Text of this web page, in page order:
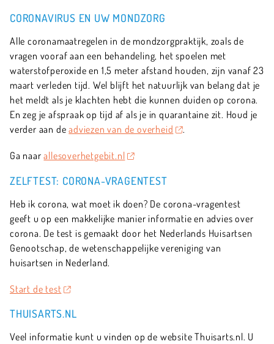
CORONAVIRUS EN UW MONDZORG
Alle coronamaatregelen in de mondzorgpraktijk, zoals de
vragen vooraf aan een behandeling, het spoelen met
waterstofperoxide en 1,5 meter afstand houden, zijn vanaf 23
maart verleden tijd. Wel blijft het natuurlijk van belang dat je
het meldt als je klachten hebt die kunnen duiden op corona.
En zeg je afspraak op tijd af als je in quarantaine zit. Houd je
verder aan deadviezen van de overheid .
Ga naarallesoverhetgebit.nl
ZELFTEST: CORONA-VRAGENTEST
Heb ik corona, wat moet ik doen? De corona-vragentest
geeft u op een makkelijke manier informatie en advies over
corona. De test is gemaakt door het Nederlands Huisartsen
Genootschap, de wetenschappelijke vereniging van
huisartsen in Nederland.
Start de test
THUISARTS.NL
Veel informatie kunt u vinden op de website Thuisarts.nl. U